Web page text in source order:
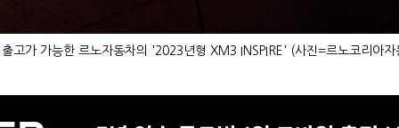
출고가 가능한 르노자동차의 '2023년형 XM3 INSPIRE' (사진=르노코리아자